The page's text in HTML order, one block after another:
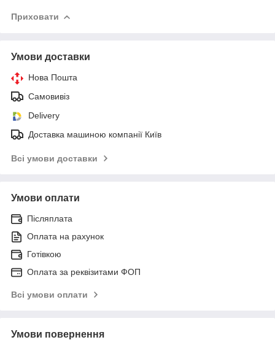
Приховати
Умови доставки
Нова Пошта
Самовивіз
Delivery
Доставка машиною компанії Київ
Всі умови доставки
Умови оплати
Післяплата
Оплата на рахунок
Готівкою
Оплата за реквізитами ФОП
Всі умови оплати
Умови повернення